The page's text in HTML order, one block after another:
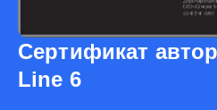
Сертификат
Line 6